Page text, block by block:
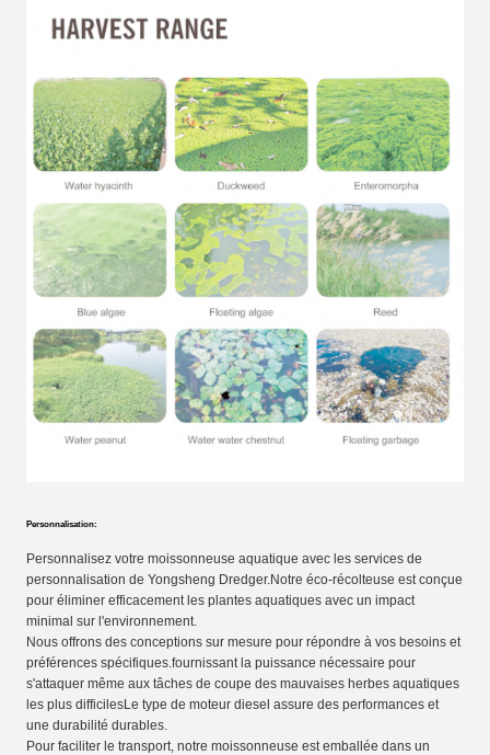
Personnalisation:
Personnalisez votre moissonneuse aquatique avec les services de
personnalisation de Yongsheng Dredger.Notre éco-récolteuse est conçue
pour éliminer efficacement les plantes aquatiques avec un impact
minimal sur l'environnement.
Nous offrons des conceptions sur mesure pour répondre à vos besoins et
préférences spécifiques.fournissant la puissance nécessaire pour
s'attaquer même aux tâches de coupe des mauvaises herbes aquatiques
les plus difficilesLe type de moteur diesel assure des performances et
une durabilité durables.
Pour faciliter le transport, notre moissonneuse est emballée dans un